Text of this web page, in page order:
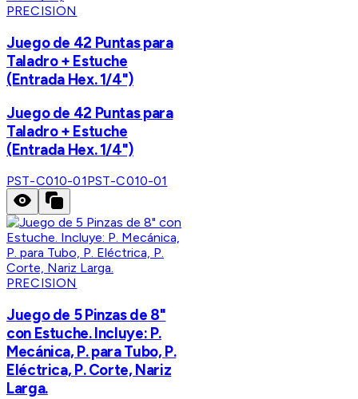
PRECISION
Juego de 42 Puntas para
Taladro + Estuche
(Entrada Hex. 1/4")
Juego de 42 Puntas para
Taladro + Estuche
(Entrada Hex. 1/4")
PST-C010-01PST-C010-01
PRECISION
Juego de 5 Pinzas de 8"
con Estuche. Incluye: P.
Mecánica, P. para Tubo, P.
Eléctrica, P. Corte, Nariz
Larga.